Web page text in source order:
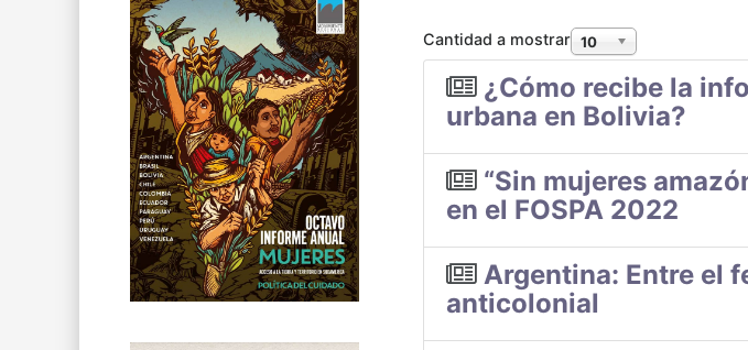
Cantidad a mostrar 10
¿Cómo recibe la
urbana en Bolivia?
“Sin mujeres
en el FOSPA 2022
Argentina: Entre el
anticolonial